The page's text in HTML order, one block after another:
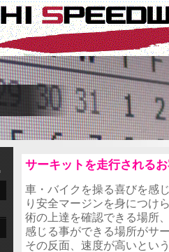
サーキットを走行される
車・バイクを操る喜びを感
り安全マージンを身につけ
術の上達を確認できる場所
感じる事ができる場所がサ
その反面、速度が高いとい